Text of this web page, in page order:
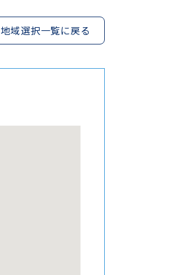
地域選択一覧に戻る